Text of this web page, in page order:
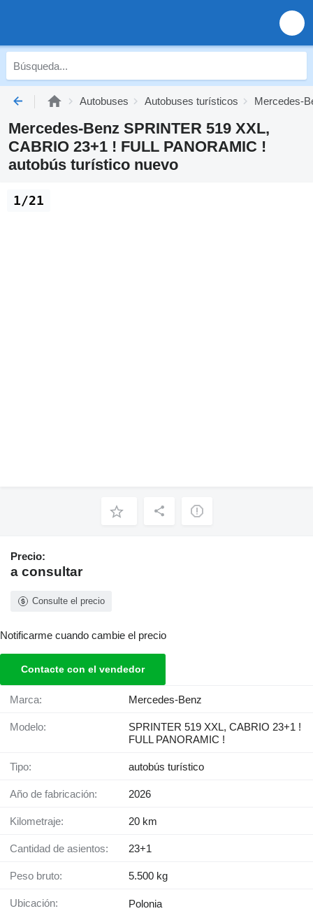
Autobuses Autobuses turísticos Mercedes-
Mercedes-Benz SPRINTER 519 XXL,
CABRIO 23+1 ! FULL PANORAMIC !
autobús turístico nuevo
1/21
Precio:
a consultar
Consulte el precio
Notificarme cuando cambie el precio
Contacte con el vendedor
Marca: Mercedes-Benz
Modelo:
SPRINTER 519 XXL, CABRIO 23+1 !
FULL PANORAMIC !
Tipo: autobús turístico
Año de fabricación: 2026
Kilometraje: 20 km
Cantidad de asientos: 23+1
Peso bruto: 5.500 kg
Ubicación:
Polonia